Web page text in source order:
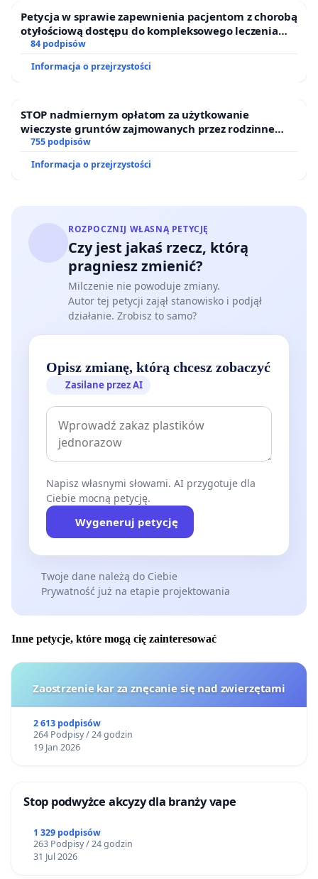
Petycja w sprawie zapewnienia pacjentom z chorobą
otyłościową dostępu do kompleksowego leczenia
oraz programów profilaktycznych.
84 podpisów
Informacja o przejrzystości
STOP nadmiernym opłatom za użytkowanie
wieczyste gruntów zajmowanych przez rodzinne
ogrody działkowe.
755 podpisów
Informacja o przejrzystości
ROZPOCZNIJ WŁASNĄ PETYCJĘ
Czy jest jakaś rzecz, którą
pragniesz zmienić?
Milczenie nie powoduje zmiany.
Autor tej petycji zajął stanowisko i podjął
działanie. Zrobisz to samo?
Opisz zmianę, którą chcesz zobaczyć
Zasilane przez AI
Napisz własnymi słowami. AI przygotuje dla
Ciebie mocną petycję.
Wygeneruj petycję
Twoje dane należą do Ciebie
Prywatność już na etapie projektowania
Inne petycje, które mogą cię zainteresować
Zaostrzenie kar za znęcanie się nad zwierzętami
2 613 podpisów
264 Podpisy / 24 godzin
19 Jan 2026
Stop podwyżce akcyzy dla branży vape
1 329 podpisów
263 Podpisy / 24 godzin
31 Jul 2026